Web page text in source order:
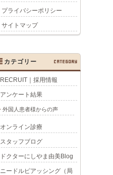
プライバシーポリシー
サイトマップ
カテゴリー CATEGORY
RECRUIT｜採用情報
アンケート結果
外国人患者様からの声
オンライン診療
スタッフブログ
ドクターにしやま由美Blog
ニードルピアッシング（局